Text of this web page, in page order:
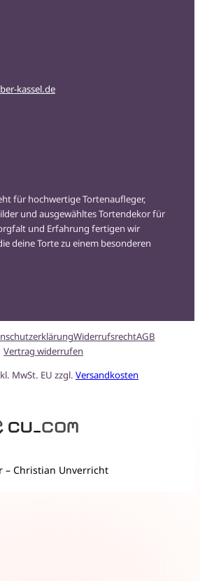
kassel.de
für hochwertige Tortenaufleger,
und ausgewähltes Tortendekor für
und Erfahrung fertigen wir
deine Torte zu einem besonderen
WiderrufsrechtAGB
Vertrag widerrufen
MwSt. EU zzgl. Versandkosten
– Christian Unverricht